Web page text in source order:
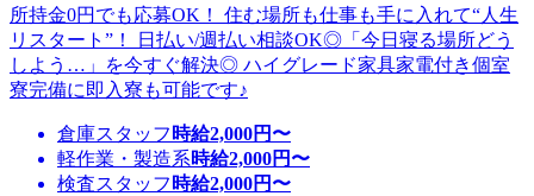
所持金0円でも応募OK！ 住む場所も仕事も手に入れて“人生
リスタート”！ 日払い/週払い相談OK◎「今日寝る場所どう
しよう…」を今すぐ解決◎ ハイグレード家具家電付き個室
寮完備に即入寮も可能です♪
倉庫スタッフ 時給2,000円〜
軽作業・製造系時給2,000円〜
検査スタッフ 時給2,000円〜